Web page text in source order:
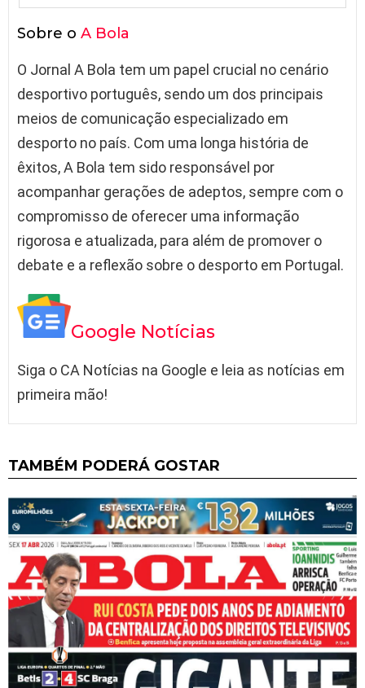
Sobre o A Bola
O Jornal A Bola tem um papel crucial no cenário
desportivo português, sendo um dos principais
meios de comunicação especializado em
desporto no país. Com uma longa história de
êxitos, A Bola tem sido responsável por
acompanhar gerações de adeptos, sempre com o
compromisso de oferecer uma informação
rigorosa e atualizada, para além de promover o
debate e a reflexão sobre o desporto em Portugal.
Google Notícias
Siga o CA Notícias na Google e leia as notícias em
primeira mão!
TAMBÉM PODERÁ GOSTAR